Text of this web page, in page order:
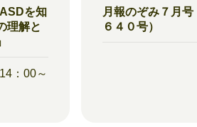
を知
理解と
：00～
月報のぞみ７月号
６４０号）